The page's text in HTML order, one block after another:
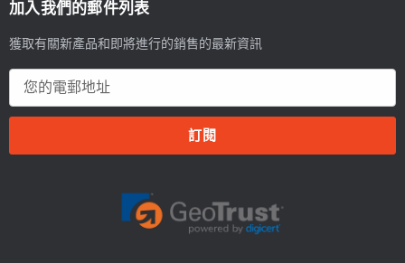
加入我們的郵件列表
獲取有關新產品和即將進行的銷售的最新資訊
郵